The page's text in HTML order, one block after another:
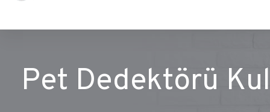
Pet Dedektörü